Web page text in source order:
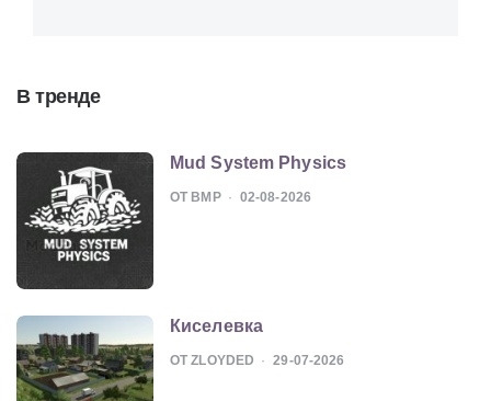
В тренде
Mud System Physics
ОТ BMP 02-08-2026
Киселевка
ОТ ZLOYDED 29-07-2026